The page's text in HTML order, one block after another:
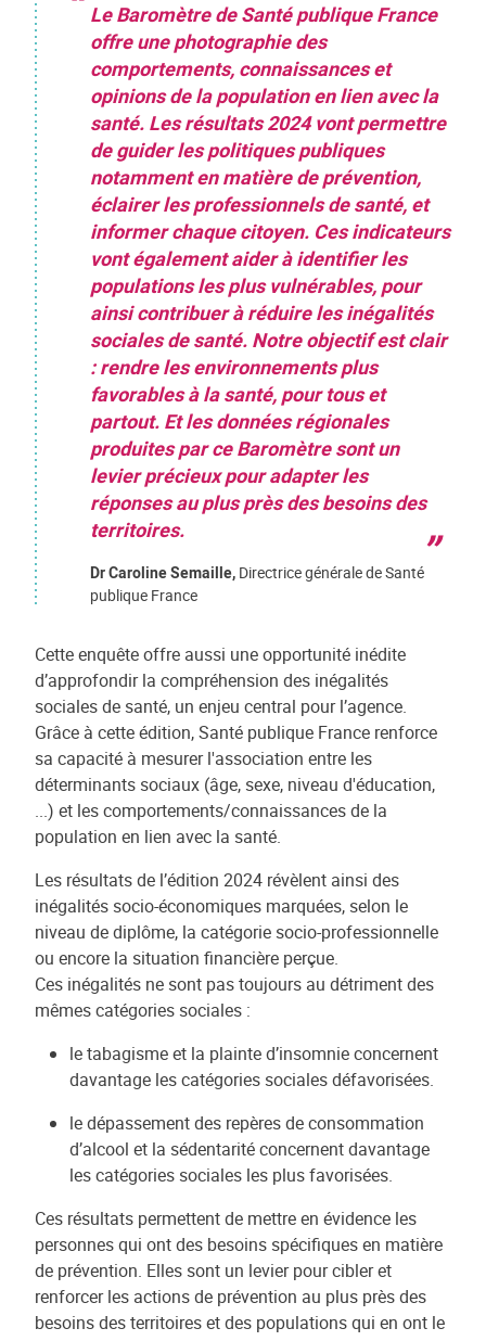
Le Baromètre de Santé publique France
offre une photographie des
comportements, connaissances et
opinions de la population en lien avec la
santé. Les résultats 2024 vont permettre
de guider les politiques publiques
notamment en matière de prévention,
éclairer les professionnels de santé, et
informer chaque citoyen. Ces indicateurs
vont également aider à identifier les
populations les plus vulnérables, pour
ainsi contribuer à réduire les inégalités
sociales de santé. Notre objectif est clair
: rendre les environnements plus
favorables à la santé, pour tous et
partout. Et les données régionales
produites par ce Baromètre sont un
levier précieux pour adapter les
réponses au plus près des besoins des
territoires.
Dr Caroline Semaille, Directrice générale de Santé
publique France
Cette enquête offre aussi une opportunité inédite
d’approfondir la compréhension des inégalités
sociales de santé, un enjeu central pour l’agence.
Grâce à cette édition, Santé publique France renforce
sa capacité à mesurer l'association entre les
déterminants sociaux (âge, sexe, niveau d'éducation,
...) et les comportements/connaissances de la
population en lien avec la santé.
Les résultats de l’édition 2024 révèlent ainsi des
inégalités socio-économiques marquées, selon le
niveau de diplôme, la catégorie socio-professionnelle
ou encore la situation financière perçue.
Ces inégalités ne sont pas toujours au détriment des
mêmes catégories sociales :
le tabagisme et la plainte d’insomnie concernent
davantage les catégories sociales défavorisées.
le dépassement des repères de consommation
d’alcool et la sédentarité concernent davantage
les catégories sociales les plus favorisées.
Ces résultats permettent de mettre en évidence les
personnes qui ont des besoins spécifiques en matière
de prévention. Elles sont un levier pour cibler et
renforcer les actions de prévention au plus près des
besoins des territoires et des populations qui en ont le